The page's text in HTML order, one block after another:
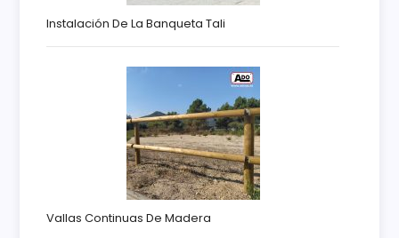
Instalación De La Banqueta Tali
Vallas Continuas De Madera